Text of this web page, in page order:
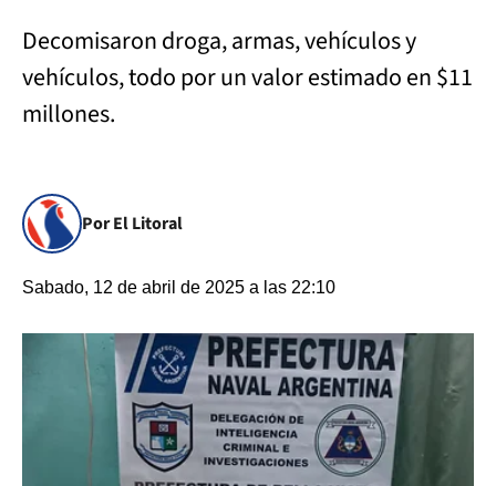
Decomisaron droga, armas, vehículos y
vehículos, todo por un valor estimado en $11
millones.
Por El Litoral
Sabado, 12 de abril de 2025 a las 22:10